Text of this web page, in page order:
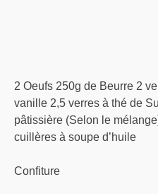
2 Oeufs 250g de Beurre 2
vanille 2,5 verres à thé de
pâtissière (Selon le
cuillères à soupe d’huile
Confiture